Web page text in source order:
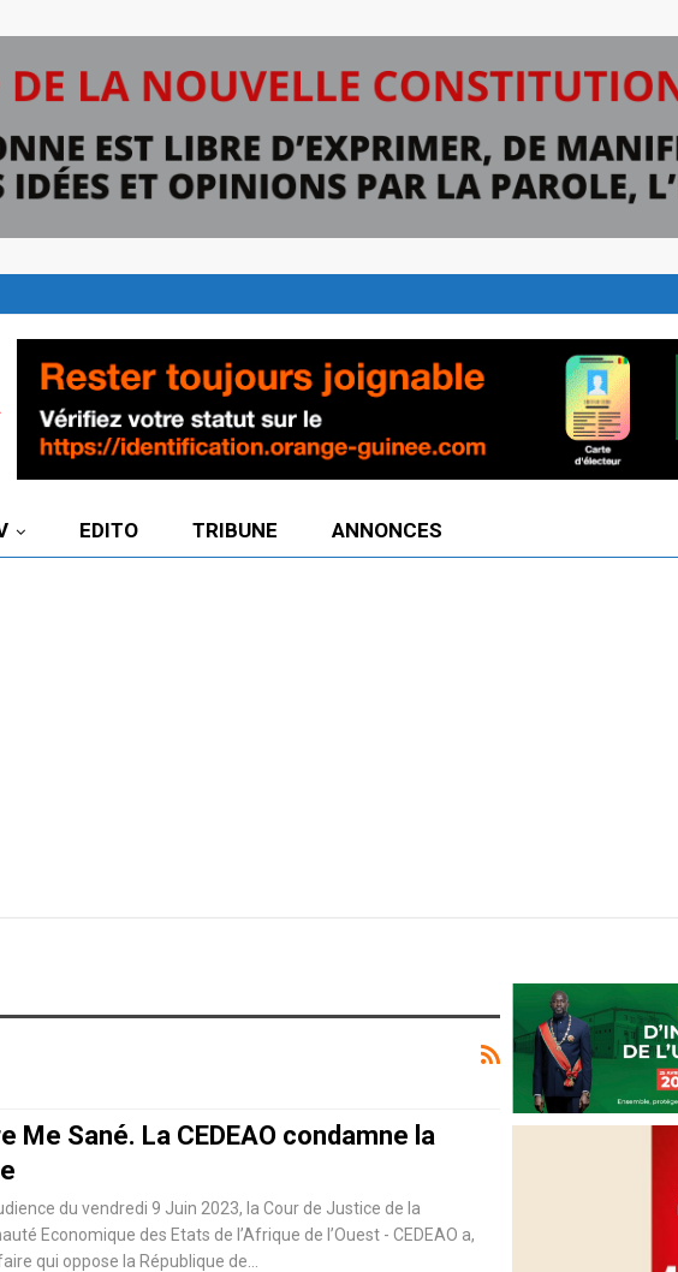
EDITO TRIBUNE ANNONCES
Me Sané. La CEDEAO condamne la
du vendredi 9 Juin 2023, la Cour de Justice de la
Economique des Etats de l’Afrique de l’Ouest - CEDEAO a,
qui oppose la République de…